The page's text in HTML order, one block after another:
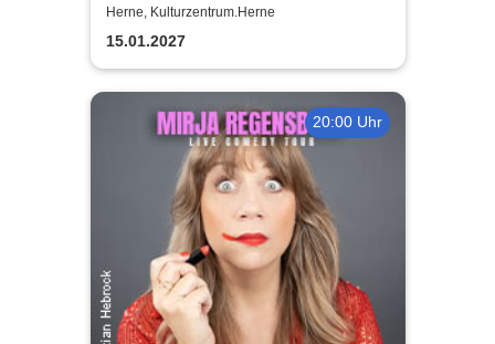
Tribute Show
Herne, Kulturzentrum.Herne
15.01.2027
20:00 Uhr